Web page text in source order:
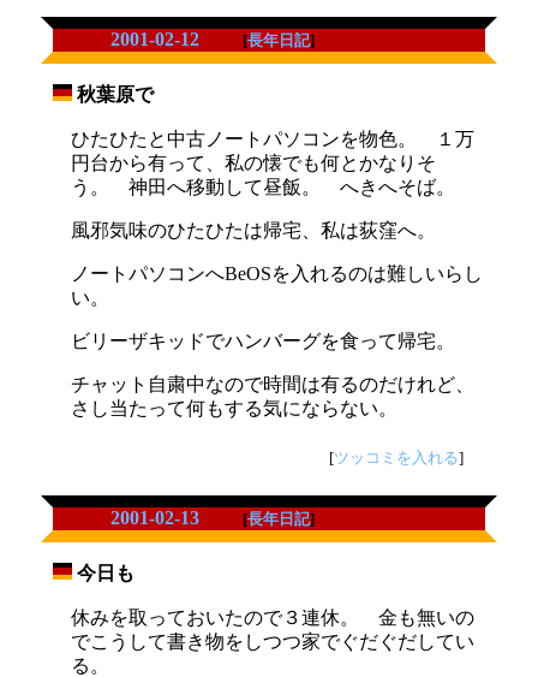
2001-02-12 [長年日記]
秋葉原で
ひたひたと中古ノートパソコンを物色。 １万
円台から有って、私の懐でも何とかなりそ
う。 神田へ移動して昼飯。 へきへそば。
風邪気味のひたひたは帰宅、私は荻窪へ。
ノートパソコンへBeOSを入れるのは難しいらし
い。
ビリーザキッドでハンバーグを食って帰宅。
チャット自粛中なので時間は有るのだけれど、
さし当たって何もする気にならない。
[ツッコミを入れる]
2001-02-13 [長年日記]
今日も
休みを取っておいたので３連休。 金も無いの
でこうして書き物をしつつ家でぐだぐだしてい
る。